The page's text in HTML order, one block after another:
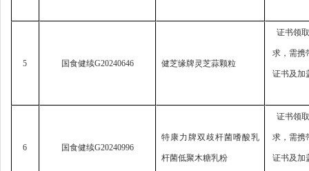
5 国食健续G20240646 健芝缘牌灵芝蒜颗粒
证书领
求， 需携
证书及加
6 国食健续G20240996
特康力牌双歧杆菌嗜酸乳
杆菌低聚木糖乳粉
证书领
求， 需携
证书及加